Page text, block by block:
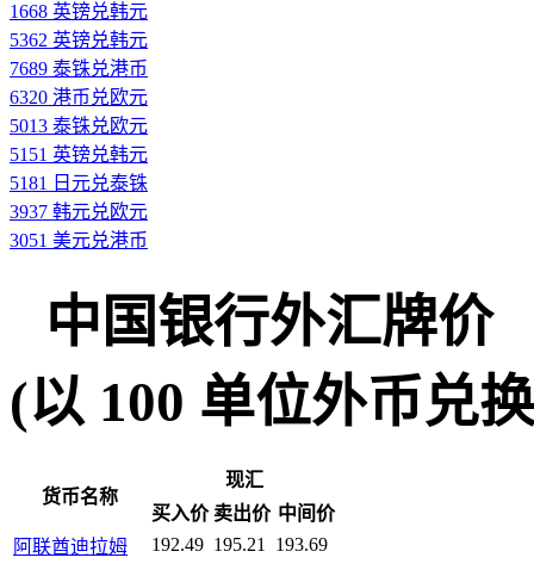
1668 英镑兑韩元
5362 英镑兑韩元
7689 泰铢兑港币
6320 港币兑欧元
5013 泰铢兑欧元
5151 英镑兑韩元
5181 日元兑泰铢
3937 韩元兑欧元
3051 美元兑港币
中国银行外汇牌价
(以 100 单位外币兑
货币名称
现汇
买入价 卖出价 中间价
阿联酋迪拉姆
192.49 195.21
193.69